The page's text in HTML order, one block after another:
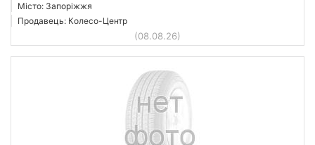
Місто: Запоріжжя
Продавець: Колесо-Центр
(08.08.26)